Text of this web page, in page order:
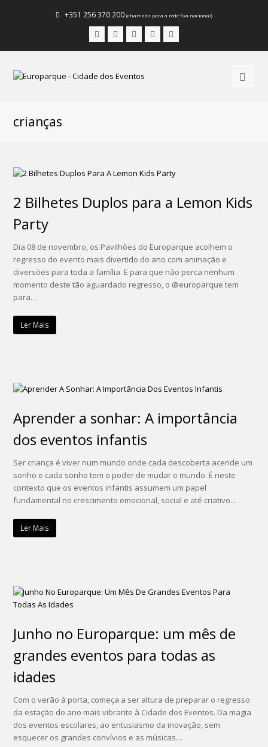
+351 256 370 200 (chamada para a rede fixa nacional)
FacebookInstagram
LinkedInYoutube
crianças
2 Bilhetes Duplos para a Lemon Kids
Party
Dia 08 de novembro, os Pavilhões do Europarque acolhem o
regresso do evento mais divertido do ano com animação e
diversões para toda a família. E para que não perca nenhum
momento deste tão aguardado regresso, o @europarque tem
para…
Ler Mais
Aprender a sonhar: A importância
dos eventos infantis
Ser criança é viver num mundo onde cada descoberta acende um
sonho e cada sonho tem o poder de mudar o mundo. É neste
contexto que os eventos infantis assumem um papel
fundamental no crescimento emocional, social e até criativo…
Ler Mais
Junho no Europarque: um mês de
grandes eventos para todas as
idades
Com o verão à porta, começa a ser altura de preparar o regresso
da estação do ano mais vibrante à Cidade dos Eventos. Da magia
dos eventos escolares, ao entusiasmo da inovação, sem
esquecer os grandes convívios e as músicas…